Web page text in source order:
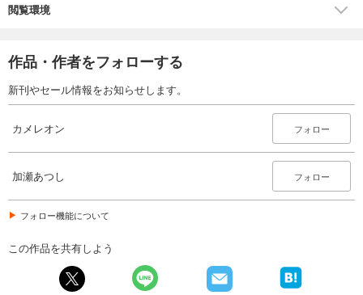
594円 (税込)
試し読み
カメレオン（２８）
カート
カメレオン（２９）
円 (税込)
閲覧環境
作品・作者をフォローする
新刊やセール情報をお知らせします。
カメレオン フォロー
加瀬あつし フォロー
フォロー機能について
この作品を共有しよう